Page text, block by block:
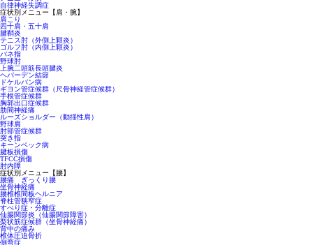
自律神経失調症
症状別メニュー【肩・腕】
肩こり
四十肩・五十肩
腱鞘炎
テニス肘（外側上顆炎）
ゴルフ肘（内側上顆炎）
バネ指
野球肘
上腕二頭筋長頭腱炎
ヘバーデン結節
ドケルバン病
ギヨン管症候群（尺骨神経管症候群）
手根管症候群
胸郭出口症候群
肋間神経痛
ルーズショルダー（動揺性肩）
野球肩
肘部管症候群
突き指
キーンベック病
腱板損傷
TFCC損傷
肘内障
症状別メニュー【腰】
腰痛 ぎっくり腰
坐骨神経痛
腰椎椎間板ヘルニア
脊柱管狭窄症
すべり症・分離症
仙腸関節炎（仙腸関節障害）
梨状筋症候群（坐骨神経痛）
背中の痛み
椎体圧迫骨折
側弯症